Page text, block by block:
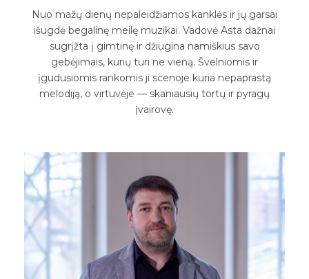
Nuo mažų dienų nepaleidžiamos kanklės ir jų garsai
išugdė begalinę meilę muzikai. Vadovė Asta dažnai
sugrįžta į gimtinę ir džiugina namiškius savo
gebėjimais, kurių turi ne vieną. Švelniomis ir
įgudusiomis rankomis ji scenoje kuria nepaprastą
melodiją, o virtuvėje — skaniausių tortų ir pyragų
įvairovę.